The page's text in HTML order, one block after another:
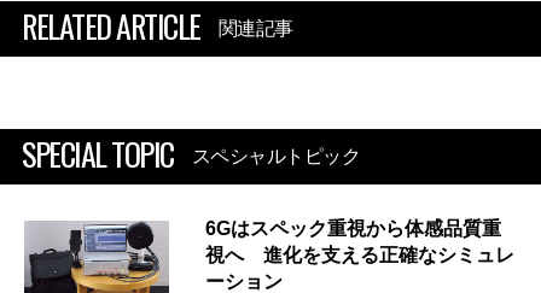
RELATED ARTICLE 関連記事
SPECIAL TOPIC スペシャルトピック
6Gはスペック重視から体感品質重
視へ 進化を支える正確なシミュレ
ーション